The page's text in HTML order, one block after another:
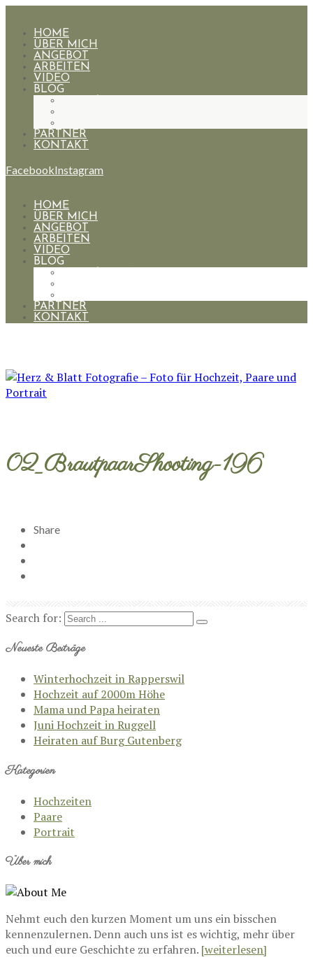
HOME
ÜBER MICH
ANGEBOT
ARBEITEN
VIDEO
BLOG
PARTNER
KONTAKT
FacebookInstagram
HOME
ÜBER MICH
ANGEBOT
ARBEITEN
VIDEO
BLOG
PARTNER
KONTAKT
02_BrautpaarShooting-196
Share
Search for:
Neueste Beiträge
Winterhochzeit in Rapperswil
Hochzeit auf 2000m Höhe
Mama und Papa heiraten
Juni Hochzeit in Ruggell
Heiraten auf Burg Gutenberg
Kategorien
Hochzeiten
Paare
Portrait
Über mich
Nehmt euch den kurzen Moment um uns ein bisschen
kennenzulernen. Denn auch uns ist es wichtig, mehr über
euch und eure Geschichte zu erfahren. [weiterlesen]